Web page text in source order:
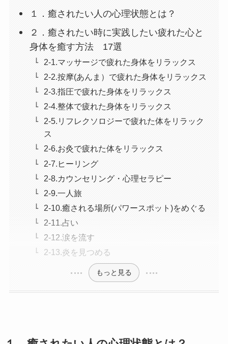
１．癒されたい人の心理状態とは？
２．癒されたい時に実践したい疲れた心と
身体を癒す方法 17選
2-1.マッサージで疲れた身体をリラックス
2-2.按摩(あんま）で疲れた身体をリラックス
2-3.指圧で疲れた身体をリラックス
2-4.整体で疲れた身体をリラックス
2-5.リフレクソロジーで疲れた体をリラック
ス
2-6.お灸で疲れた体をリラックス
2-7.ヒーリング
2-8.カウンセリング・心理セラピー
2-9.一人旅
2-10.癒される場所(パワースポット)をめぐる
2-11.占い
2-12.涙を流す
2-13.炎を見つめる
もっと見る